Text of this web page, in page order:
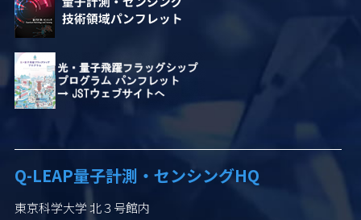
Q-LEAP量子計測・センシングHQ
東京科学大学 北３号館内